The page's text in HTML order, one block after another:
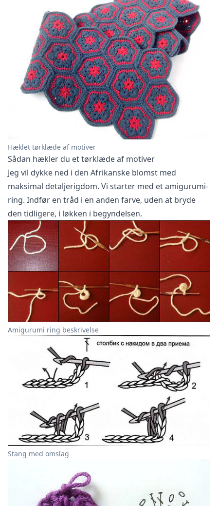
Hæklet tørklæde af motiver
Sådan hækler du et tørklæde af motiver
Jeg vil dykke ned i den Afrikanske blomst med
maksimal detaljerigdom. Vi starter med et amigurumi-
ring. Indfør en tråd i en anden farve, uden at bryde
den tidligere, i løkken i begyndelsen.
Amigurumi ring beskrivelse
Stang med omslag